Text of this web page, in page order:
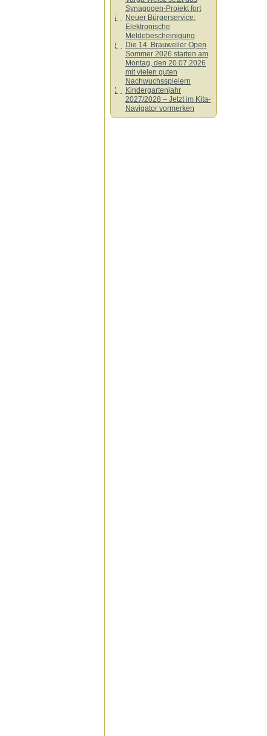
Synagogen-Projekt fort
Neuer Bürgerservice:
Elektronische
Meldebescheinigung
Die 14. Brauweiler Open
Sommer 2026 starten am
Montag, den 20.07.2026
mit vielen guten
Nachwuchsspielern
Kindergartenjahr
2027/2028 – Jetzt im Kita-
Navigator vormerken